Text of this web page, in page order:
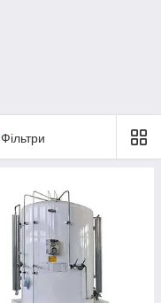
Фільтри